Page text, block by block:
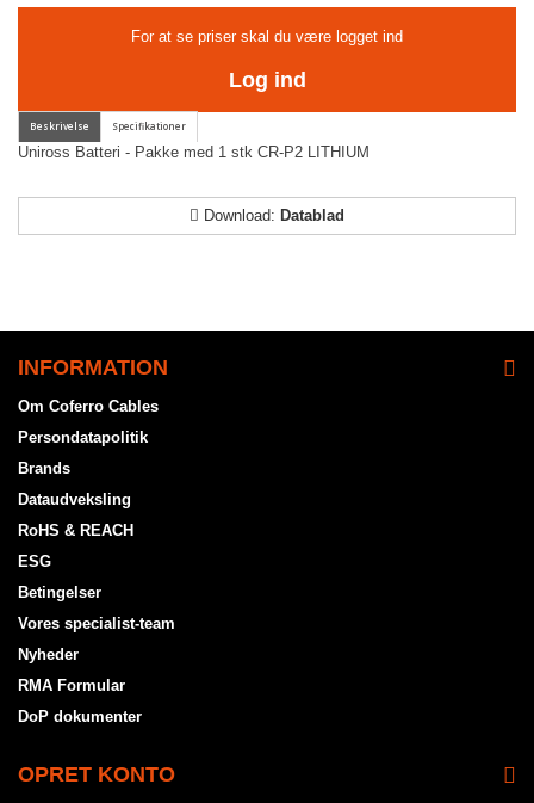
For at se priser skal du være logget ind
Log ind
Uniross Batteri - Pakke med 1 stk CR-P2 LITHIUM
Download: Datablad
INFORMATION
Om Coferro Cables
Persondatapolitik
Brands
Dataudveksling
RoHS & REACH
ESG
Betingelser
Vores specialist-team
Nyheder
RMA Formular
DoP dokumenter
OPRET KONTO